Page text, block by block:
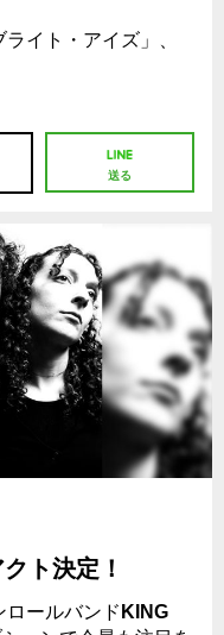
イト・アイズ」、
送る
ト決定！
ールバンド KING